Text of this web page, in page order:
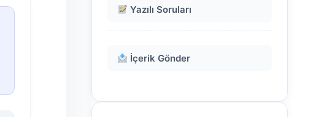
Yazılı Soruları
İçerik Gönder